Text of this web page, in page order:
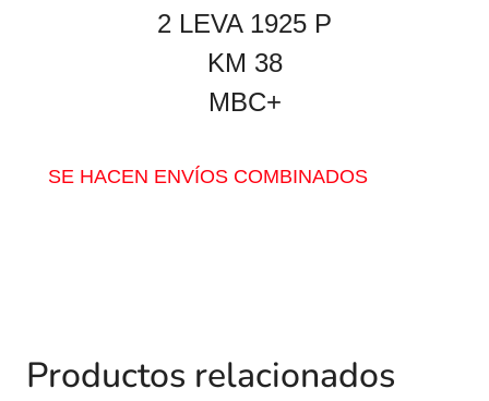
2 LEVA 1925 P
KM 38
MBC+
SE HACEN ENVÍOS COMBINADOS
Productos relacionados